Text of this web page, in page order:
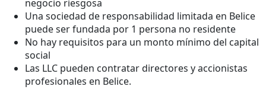
negocio riesgosa
Una sociedad de responsabilidad limitada en Belice
puede ser fundada por 1 persona no residente
No hay requisitos para un monto mínimo del capital
social
Las LLC pueden contratar directores y accionistas
profesionales en Belice.